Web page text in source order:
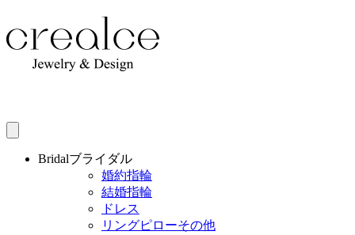
Bridalブライダル
婚約指輪
結婚指輪
ドレス
リングピローその他